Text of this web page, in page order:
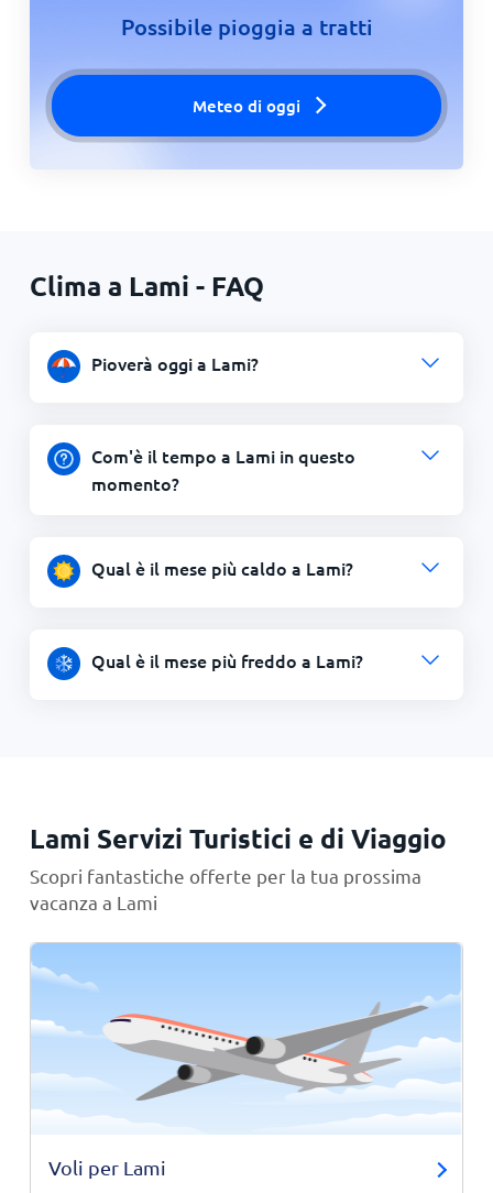
Possibile pioggia a tratti
Meteo di oggi
Clima a Lami - FAQ
Pioverà oggi a Lami?
Com'è il tempo a Lami in questo
momento?
Qual è il mese più caldo a Lami?
Qual è il mese più freddo a Lami?
Lami Servizi Turistici e di Viaggio
Scopri fantastiche offerte per la tua prossima
vacanza a Lami
Voli per Lami